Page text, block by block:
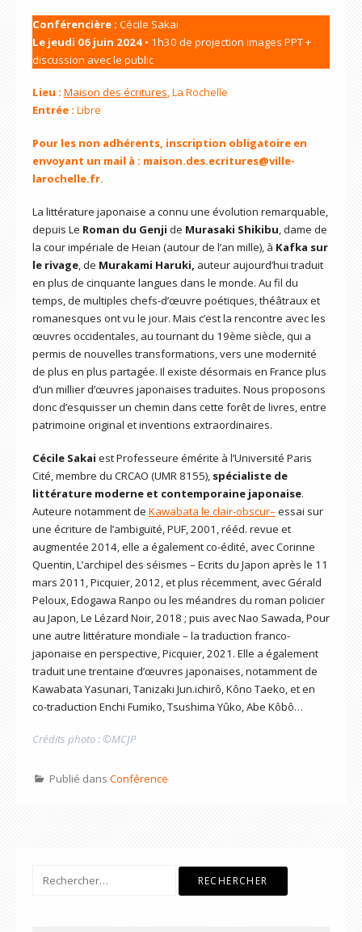
Conférencière : Cécile Sakai
Le jeudi 06 juin 2024• 1h30 de projection images PPT +
discussion avec le public
Lieu : Maison des écritures, La Rochelle
Entrée : Libre
Pour les non adhérents, inscription obligatoire en
envoyant un mail à : maison.des.ecritures@ville-
larochelle.fr.
La littérature japonaise a connu une évolution remarquable,
depuis Le Roman du Genji de Murasaki Shikibu, dame de
la cour impériale de Heian (autour de l’an mille), à Kafka sur
le rivage, de Murakami Haruki, auteur aujourd’hui traduit
en plus de cinquante langues dans le monde. Au fil du
temps, de multiples chefs-d’œuvre poétiques, théâtraux et
romanesques ont vu le jour. Mais c’est la rencontre avec les
œuvres occidentales, au tournant du 19ème siècle, qui a
permis de nouvelles transformations, vers une modernité
de plus en plus partagée. Il existe désormais en France plus
d’un millier d’œuvres japonaises traduites. Nous proposons
donc d’esquisser un chemin dans cette forêt de livres, entre
patrimoine original et inventions extraordinaires.
Cécile Sakai est Professeure émérite à l’Université Paris
Cité, membre du CRCAO (UMR 8155), spécialiste de
littérature moderne et contemporaine japonaise.
Auteure notamment de Kawabata le clair-obscur– essai sur
une écriture de l’ambiguïté, PUF, 2001, rééd. revue et
augmentée 2014, elle a également co-édité, avec Corinne
Quentin, L’archipel des séismes – Ecrits du Japon après le 11
mars 2011, Picquier, 2012, et plus récemment, avec Gérald
Peloux, Edogawa Ranpo ou les méandres du roman policier
au Japon, Le Lézard Noir, 2018 ; puis avec Nao Sawada, Pour
une autre littérature mondiale – la traduction franco-
japonaise en perspective, Picquier, 2021. Elle a également
traduit une trentaine d’œuvres japonaises, notamment de
Kawabata Yasunari, Tanizaki Jun.ichirô, Kôno Taeko, et en
co-traduction Enchi Fumiko, Tsushima Yûko, Abe Kôbô…
Crédits photo : ©MCJP
Publié dans Conférence
Rechercher :